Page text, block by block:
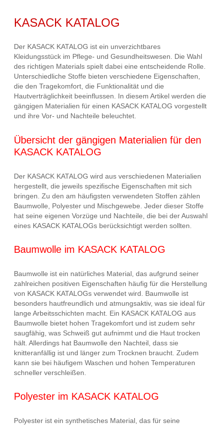
KASACK KATALOG
Der KASACK KATALOG ist ein unverzichtbares
Kleidungsstück im Pflege- und Gesundheitswesen. Die Wahl
des richtigen Materials spielt dabei eine entscheidende Rolle.
Unterschiedliche Stoffe bieten verschiedene Eigenschaften,
die den Tragekomfort, die Funktionalität und die
Hautverträglichkeit beeinflussen. In diesem Artikel werden die
gängigen Materialien für einen KASACK KATALOG vorgestellt
und ihre Vor- und Nachteile beleuchtet.
Übersicht der gängigen Materialien für den
KASACK KATALOG
Der KASACK KATALOG wird aus verschiedenen Materialien
hergestellt, die jeweils spezifische Eigenschaften mit sich
bringen. Zu den am häufigsten verwendeten Stoffen zählen
Baumwolle, Polyester und Mischgewebe. Jeder dieser Stoffe
hat seine eigenen Vorzüge und Nachteile, die bei der Auswahl
eines KASACK KATALOGs berücksichtigt werden sollten.
Baumwolle im KASACK KATALOG
Baumwolle ist ein natürliches Material, das aufgrund seiner
zahlreichen positiven Eigenschaften häufig für die Herstellung
von KASACK KATALOGs verwendet wird. Baumwolle ist
besonders hautfreundlich und atmungsaktiv, was sie ideal für
lange Arbeitsschichten macht. Ein KASACK KATALOG aus
Baumwolle bietet hohen Tragekomfort und ist zudem sehr
saugfähig, was Schweiß gut aufnimmt und die Haut trocken
hält. Allerdings hat Baumwolle den Nachteil, dass sie
knitteranfällig ist und länger zum Trocknen braucht. Zudem
kann sie bei häufigem Waschen und hohen Temperaturen
schneller verschleißen.
Polyester im KASACK KATALOG
Polyester ist ein synthetisches Material, das für seine